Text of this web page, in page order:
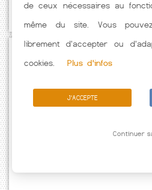
caractéristiques de l'emprunteur.
de ceux nécessaires au
même du site. Vous
librement d'accepter ou
cookies.
Plus d'infos
J'ACCEPTE
Continuer